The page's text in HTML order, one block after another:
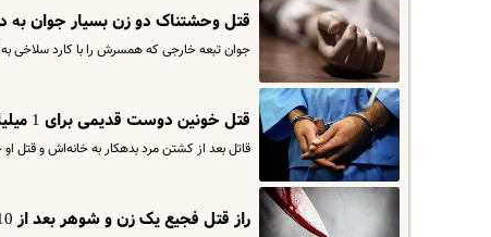
قتل وحشتناک دو زن بسیار جوان
جوان تبعه خارجی که همسرش را با کارد سلاخی
قتل خونین دوست قدیمی برای 1 میلیارد | جسد را در سطل زباله رها کرد
قاتل بعد از کشتن مرد بدهکار به خانه‌اش و قتل
راز قتل فجیع یک زن و شوهر بعد از 10 سال برملا شد | قاتل که بود ؟